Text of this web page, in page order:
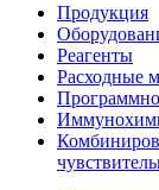
Продукция
Реагенты
Расходные